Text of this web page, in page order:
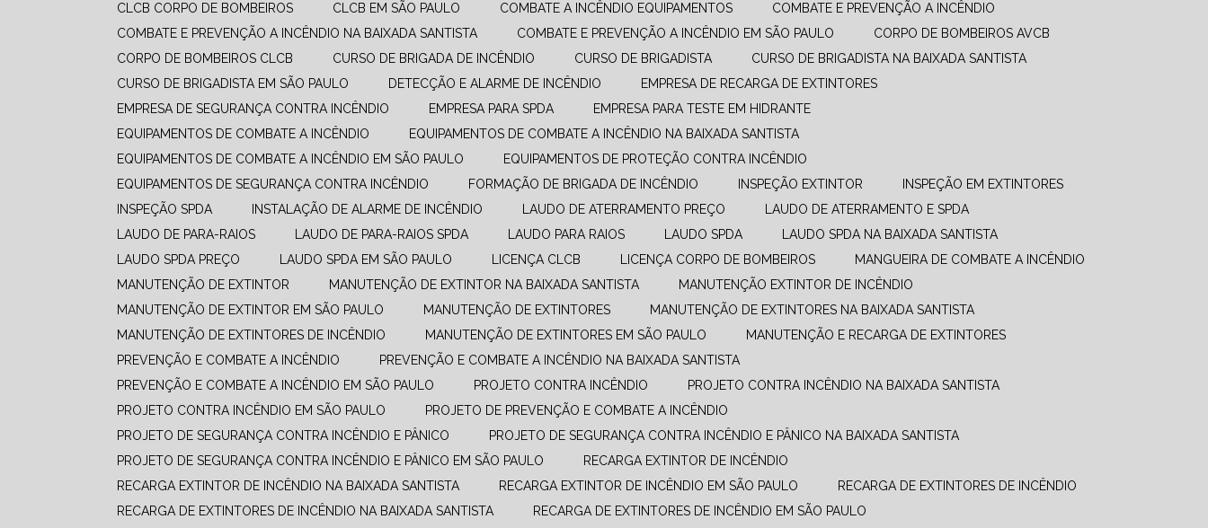
CLCB CORPO DE BOMBEIROS
CLCB EM SÃO PAULO COMBATE A INCÊNDIO EQUIPAMENTOS​
COMBATE E PREVENÇÃO A INCÊNDIO​
COMBATE E PREVENÇÃO A INCÊNDIO​ NA BAIXADA SANTISTA
COMBATE E PREVENÇÃO A INCÊNDIO​ EM SÃO PAULO
CORPO DE BOMBEIROS AVCB
CORPO DE BOMBEIROS CLCB
CURSO DE BRIGADA DE INCÊNDIO CURSO DE BRIGADISTA
CURSO DE BRIGADISTA NA BAIXADA SANTISTA
CURSO DE BRIGADISTA EM SÃO PAULO
DETECÇÃO E ALARME DE INCÊNDIO
EMPRESA DE RECARGA DE EXTINTORES
EMPRESA DE SEGURANÇA CONTRA INCÊNDIO
EMPRESA PARA SPDA
EMPRESA PARA TESTE EM HIDRANTE
EQUIPAMENTOS DE COMBATE A INCÊNDIO​
EQUIPAMENTOS DE COMBATE A INCÊNDIO​ NA BAIXADA SANTISTA
EQUIPAMENTOS DE COMBATE A INCÊNDIO​ EM SÃO PAULO
EQUIPAMENTOS DE PROTEÇÃO CONTRA INCÊNDIO
EQUIPAMENTOS DE SEGURANÇA CONTRA INCÊNDIO
FORMAÇÃO DE BRIGADA DE INCÊNDIO INSPEÇÃO EXTINTOR
INSPEÇÃO EM EXTINTORES
INSPEÇÃO SPDA
INSTALAÇÃO DE ALARME DE INCÊNDIO LAUDO DE ATERRAMENTO PREÇO
LAUDO DE ATERRAMENTO E SPDA
LAUDO DE PARA-RAIOS
LAUDO DE PARA-RAIOS SPDA LAUDO PARA RAIOS LAUDO SPDA
LAUDO SPDA NA BAIXADA SANTISTA
LAUDO SPDA PREÇO
LAUDO SPDA EM SÃO PAULO LICENÇA CLCB LICENÇA CORPO DE BOMBEIROS
MANGUEIRA DE COMBATE A INCÊNDIO​
MANUTENÇÃO DE EXTINTOR
MANUTENÇÃO DE EXTINTOR NA BAIXADA SANTISTA
MANUTENÇÃO EXTINTOR DE INCÊNDIO
MANUTENÇÃO DE EXTINTOR EM SÃO PAULO
MANUTENÇÃO DE EXTINTORES
MANUTENÇÃO DE EXTINTORES NA BAIXADA SANTISTA
MANUTENÇÃO DE EXTINTORES DE INCÊNDIO
MANUTENÇÃO DE EXTINTORES EM SÃO PAULO
MANUTENÇÃO E RECARGA DE EXTINTORES
PREVENÇÃO E COMBATE A INCÊNDIO​
PREVENÇÃO E COMBATE A INCÊNDIO​ NA BAIXADA SANTISTA
PREVENÇÃO E COMBATE A INCÊNDIO​ EM SÃO PAULO
PROJETO CONTRA INCÊNDIO
PROJETO CONTRA INCÊNDIO NA BAIXADA SANTISTA
PROJETO CONTRA INCÊNDIO EM SÃO PAULO
PROJETO DE PREVENÇÃO E COMBATE A INCÊNDIO​
PROJETO DE SEGURANÇA CONTRA INCÊNDIO E PÂNICO
PROJETO DE SEGURANÇA CONTRA INCÊNDIO E PÂNICO NA BAIXADA SANTISTA
PROJETO DE SEGURANÇA CONTRA INCÊNDIO E PÂNICO EM SÃO PAULO
RECARGA EXTINTOR DE INCÊNDIO
RECARGA EXTINTOR DE INCÊNDIO NA BAIXADA SANTISTA
RECARGA EXTINTOR DE INCÊNDIO EM SÃO PAULO
RECARGA DE EXTINTORES DE INCÊNDIO
RECARGA DE EXTINTORES DE INCÊNDIO NA BAIXADA SANTISTA
RECARGA DE EXTINTORES DE INCÊNDIO EM SÃO PAULO